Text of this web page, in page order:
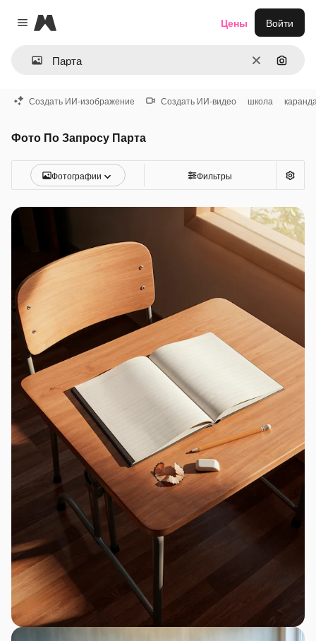
Close menu
Magnific
ОчиститьПоиск
Цены Войти
Создать ИИ-изображение Создать ИИ-видео школа
Фото По Запросу Парта
Фотографии Фильтры